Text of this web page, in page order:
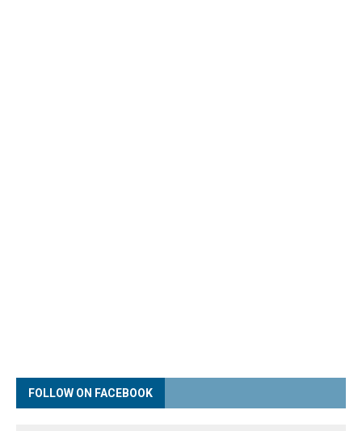
FOLLOW ON FACEBOOK